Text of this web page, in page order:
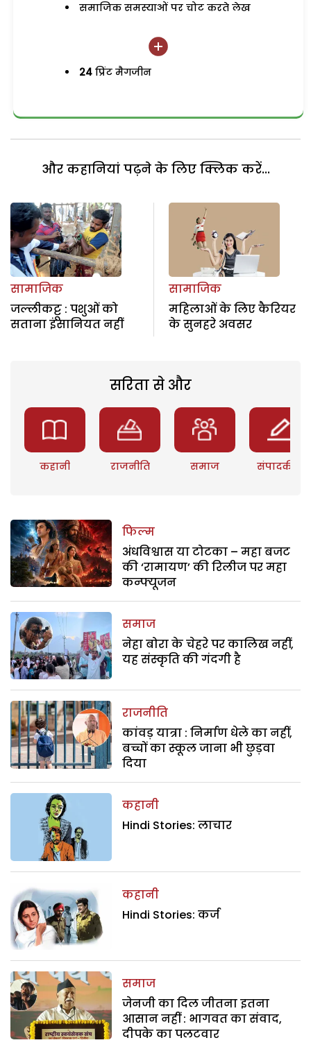
समाजिक समस्याओं पर चोट करते लेख
24 प्रिंट मैगजीन
और कहानियां पढ़ने के लिए क्लिक करें...
सामाजिक
जल्लीकट्टू : पशुओं को
सताना इंसानियत नहीं
सामाजिक
महिलाओं के लिए कैरियर
के सुनहरे अवसर
सरिता से और
कहानी राजनीति समाज संपादकीय
फिल्म
अंधविश्वास या टोटका – महा बजट
की ‘रामायण’ की रिलीज पर महा
कन्फ्यूजन
समाज
नेहा बोरा के चेहरे पर कालिख नहीं,
यह संस्कृति की गंदगी है
राजनीति
कांवड़ यात्रा : निर्माण धेले का नहीं,
बच्चों का स्कूल जाना भी छुड़वा
दिया
कहानी
Hindi Stories: लाचार
कहानी
Hindi Stories: कर्ज
समाज
जेनजी का दिल जीतना इतना
आसान नहीं : भागवत का संवाद,
दीपके का पलटवार